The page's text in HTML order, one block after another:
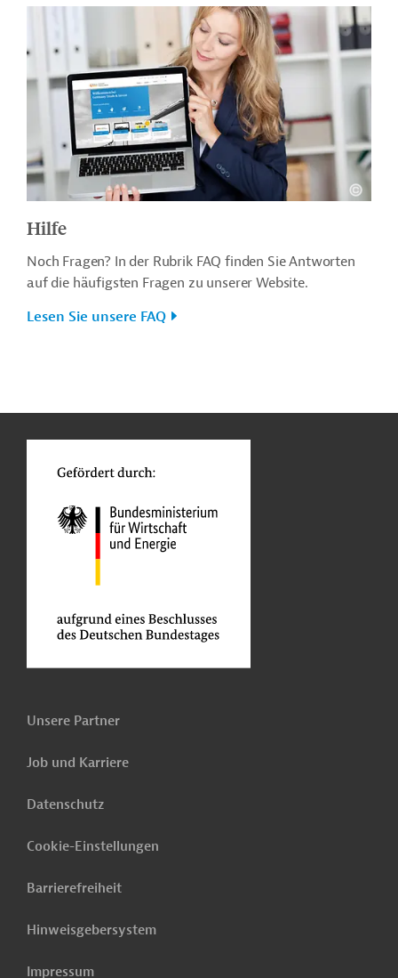
Hilfe
Noch Fragen? In der Rubrik FAQ finden Sie Antworten
auf die häufigsten Fragen zu unserer Website.
Lesen Sie unsere FAQ
Unsere Partner
Job und Karriere
Datenschutz
Cookie-Einstellungen
Barrierefreiheit
Hinweisgebersystem
Impressum